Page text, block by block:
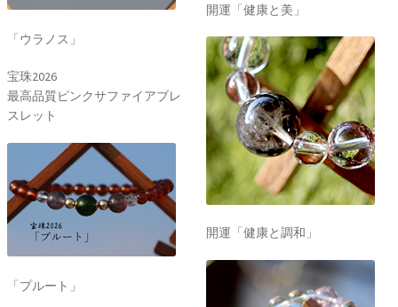
「ウラノス」
宝珠2026
最高品質ピンクサファイアブレ
スレット
「プルート」
開運「健康と美」
開運「健康と調和」